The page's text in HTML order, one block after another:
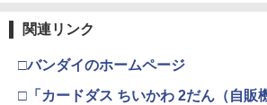
関連リンク
□バンダイのホームページ
□「カードダス ちいかわ 2だん（自販